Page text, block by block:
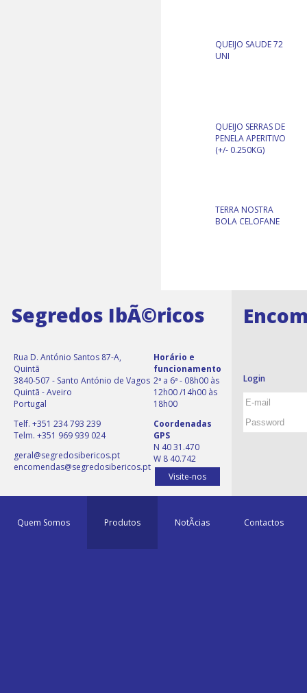
QUEIJO SAUDE 72
UNI
QUEIJO SERRAS DE
PENELA APERITIVO
(+/- 0.250KG)
TERRA NOSTRA
BOLA CELOFANE
Segredos IbÃ©ricos
Rua D. António Santos 87-A,
Quintã
3840-507 - Santo António de Vagos
Quintã - Aveiro
Portugal
Telf. +351 234 793 239
Telm. +351 969 939 024
geral@segredosibericos.pt
encomendas@segredosibericos.pt
Horário e
funcionamento
2ª a 6ª - 08h00 às
12h00 /14h00 às
18h00
Coordenadas
GPS
N 40 31.470
W 8 40.742
Visite-nos
Login
Quem Somos Produtos NotÃ­cias Contactos